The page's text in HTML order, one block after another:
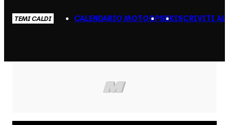
TEMI CALDI CALENDARIO MOTOGPSBKISCRIVITI AL